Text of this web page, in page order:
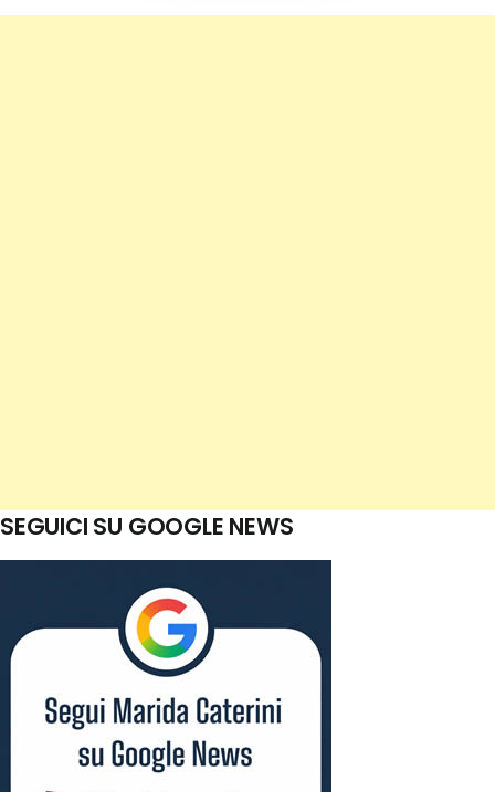
SEGUICI SU GOOGLE NEWS